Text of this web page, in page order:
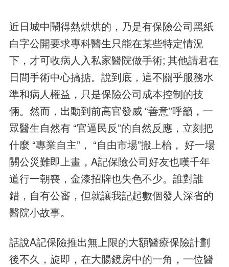
近日城中鬧得熱烘烘的，乃是有保險公司黑紙
白字公開要求專科醫生只能在某些特定情況
下，才可收病人入私家醫院做手術; 其他請君在
日間手術中心搞掂。說到底，這不關乎服務水
準和病人權益，只是保險公司成本控制的技
倆。然而，出動到前高官發威 “善意”呼籲，一
眾醫生自然有 “官逼民反”的自然反應，立刻把
什麼 “專業自主”， “自由市場”搬上枱， 好一場
關公災難即上畫，A記保險公司好友也嘆千年
道行一朝喪，金漆招牌也失色不少。誰對誰
錯，自有公審，但就讓我記起數個發人深省的
醫院小故事。
話說A記保險推出無上限的大額醫療保險計劃
後不久，旋即，在大腸鏡房中的一角，一位醫